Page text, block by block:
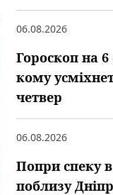
06.08.2026
Гороскоп на 6
кому
четвер
06.08.2026
Попри спеку
поблизу